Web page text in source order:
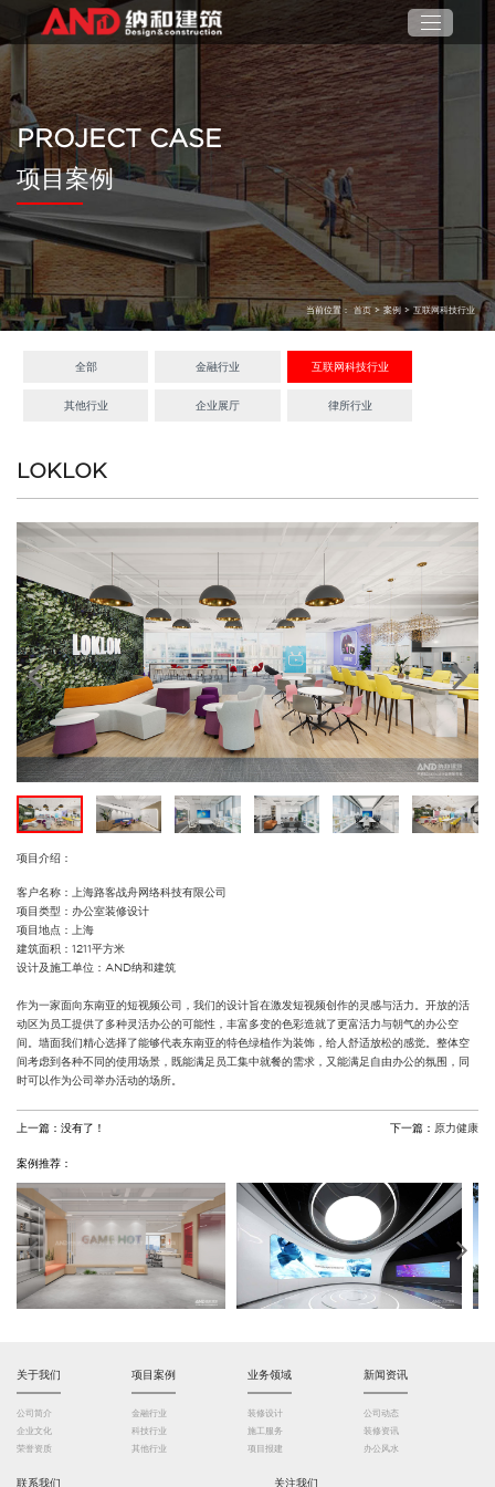
PROJECT CASE
项目案例
当前位置： 首页 > 案例 > 互联网科技行业
全部 金融行业 互联网科技行业
其他行业 企业展厅 律所行业
LOKLOK
项目介绍：
客户名称：上海路客战舟网络科技有限公司
项目类型：办公室装修设计
项目地点：上海
建筑面积：1211平方米
设计及施工单位：AND纳和建筑
作为一家面向东南亚的短视频公司，我们的设计旨在激发短视频创作的灵感与活力。开放的活
动区为员工提供了多种灵活办公的可能性，丰富多变的色彩造就了更富活力与朝气的办公空
间。墙面我们精心选择了能够代表东南亚的特色绿植作为装饰，给人舒适放松的感觉。整体空
间考虑到各种不同的使用场景，既能满足员工集中就餐的需求，又能满足自由办公的氛围，同
时可以作为公司举办活动的场所。
上一篇： 没有了！ 下一篇： 原力健康
案例推荐：
关于我们
公司简介
企业文化
荣誉资质
项目案例
金融行业
科技行业
其他行业
业务领域
装修设计
施工服务
项目报建
新闻资讯
公司动态
装修资讯
办公风水
联系我们 关注我们